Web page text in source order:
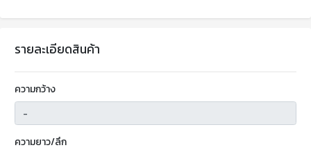
รายละเอียดสินค้า
ความกว้าง
ความยาว/ลึก